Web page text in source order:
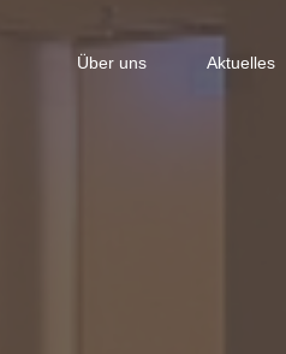
Über uns Aktuelles